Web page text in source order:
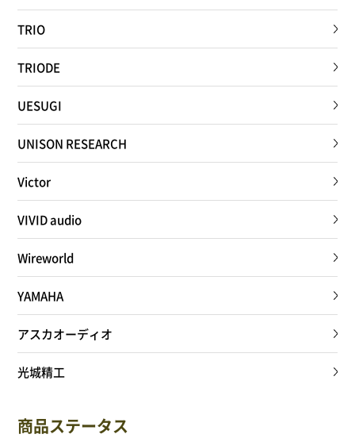
TRIO
TRIODE
UESUGI
UNISON RESEARCH
Victor
VIVID audio
Wireworld
YAMAHA
アスカオーディオ
光城精工
商品ステータス